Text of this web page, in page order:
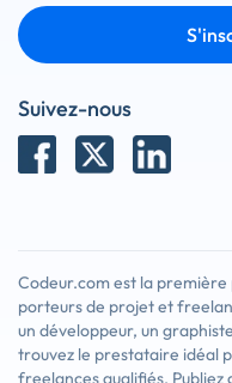
Suivez-nous
Codeur.com est la
porteurs de projet et
un développeur, un
trouvez le prestataire idéal